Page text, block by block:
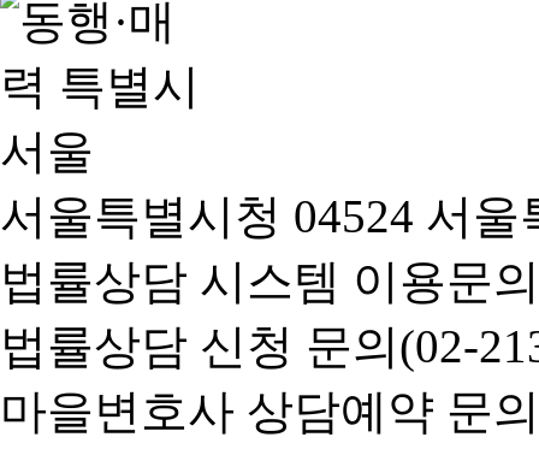
서울특별시청 04524 서
법률상담 시스템 이용문
법률상담 신청 문의(02-
마을변호사 상담예약 문